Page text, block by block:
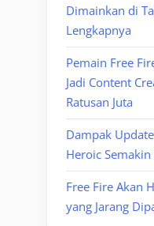
Dimainkan di
Lengkapnya
Pemain Free
Jadi Content
Ratusan Juta
Dampak
Heroic
Free Fire Akan
yang Jarang